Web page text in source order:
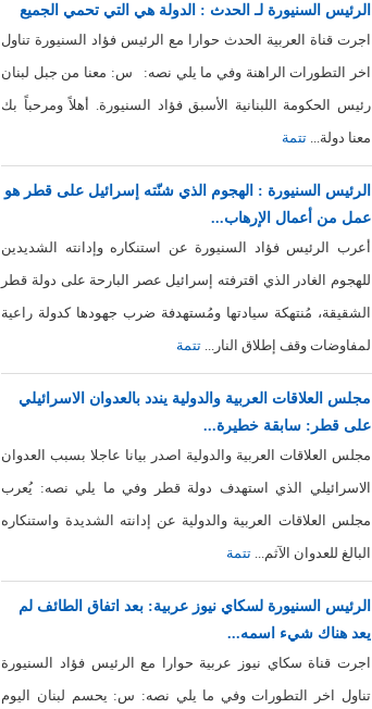
الرئيس السنيورة لـ الحدث : الدولة هي التي تحمي الجميع
اجرت قناة العربية الحدث حوارا مع الرئيس فؤاد السنيورة تناول
اخر التطورات الراهنة وفي ما يلي نصه: س: معنا من جبل لبنان
رئيس الحكومة اللبنانية الأسبق فؤاد السنيورة. أهلاً ومرحباً بك
معنا دولة...تتمة
الرئيس السنيورة : الهجوم الذي شنّته إسرائيل على قطر هو
عمل من أعمال الإرهاب...
أعرب الرئيس فؤاد السنيورة عن استنكاره وإدانته الشديدين
للهجوم الغادر الذي اقترفته إسرائيل عصر البارحة على دولة قطر
الشقيقة، مُنتهكة سيادتها ومُستهدفة ضرب جهودها كدولة راعية
لمفاوضات وقف إطلاق النار...تتمة
مجلس العلاقات العربية والدولية يندد بالعدوان الاسرائيلي
على قطر: سابقة خطيرة...
مجلس العلاقات العربية والدولية اصدر بيانا عاجلا بسبب العدوان
الاسرائيلي الذي استهدف دولة قطر وفي ما يلي نصه: يُعرب
مجلس العلاقات العربية والدولية عن إدانته الشديدة واستنكاره
البالغ للعدوان الآثم...تتمة
الرئيس السنيورة لسكاي نيوز عربية: بعد اتفاق الطائف لم
يعد هناك شيء اسمه...
اجرت قناة سكاي نيوز عربية حوارا مع الرئيس فؤاد السنيورة
تناول اخر التطورات وفي ما يلي نصه: س: يحسم لبنان اليوم